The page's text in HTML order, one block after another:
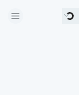
Chargement...